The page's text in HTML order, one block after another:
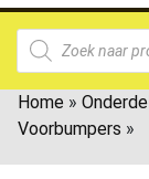
Home »
Voorbumpers »